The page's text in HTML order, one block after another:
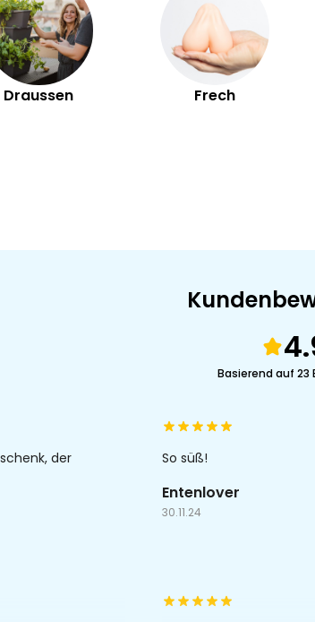
Draussen Frech
Basierend auf
der
So süß!
Entenlover
30.11.24